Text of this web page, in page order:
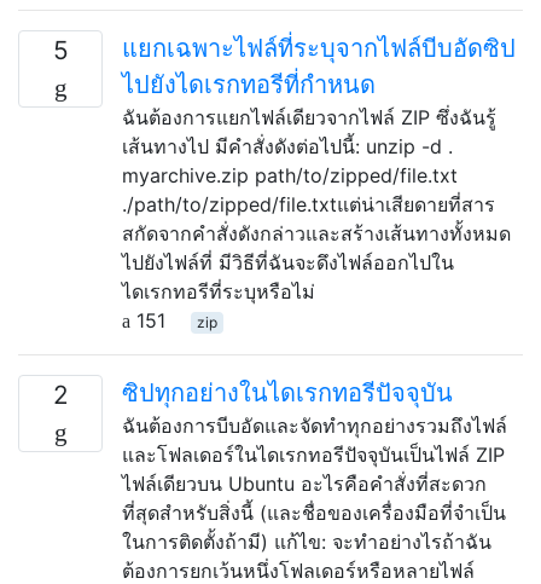
5
แยกเฉพาะไฟล์ที่ระบุจากไฟล์บีบอัดซิป
ไปยังไดเรกทอรีที่กำหนด
ฉันต้องการแยกไฟล์เดียวจากไฟล์ ZIP ซึ่งฉันรู้
เส้นทางไป มีคำสั่งดังต่อไปนี้: unzip -d .
myarchive.zip path/to/zipped/file.txt
./path/to/zipped/file.txtแต่น่าเสียดายที่สาร
สกัดจากคำสั่งดังกล่าวและสร้างเส้นทางทั้งหมด
ไปยังไฟล์ที่ มีวิธีที่ฉันจะดึงไฟล์ออกไปใน
ไดเรกทอรีที่ระบุหรือไม่
151
zip
2 ซิปทุกอย่างในไดเรกทอรีปัจจุบัน
ฉันต้องการบีบอัดและจัดทำทุกอย่างรวมถึงไฟล์
และโฟลเดอร์ในไดเรกทอรีปัจจุบันเป็นไฟล์ ZIP
ไฟล์เดียวบน Ubuntu อะไรคือคำสั่งที่สะดวก
ที่สุดสำหรับสิ่งนี้ (และชื่อของเครื่องมือที่จำเป็น
ในการติดตั้งถ้ามี) แก้ไข: จะทำอย่างไรถ้าฉัน
ต้องการยกเว้นหนึ่งโฟลเดอร์หรือหลายไฟล์